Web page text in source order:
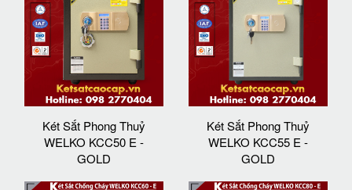
Két Sắt Phong Thuỷ
WELKO KCC50 E -
GOLD
Két Sắt Phong Thuỷ
WELKO KCC55 E -
GOLD